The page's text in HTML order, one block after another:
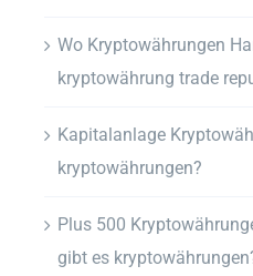
Wo Kryptowährungen
kryptowährung trade
Kapitalanlage
kryptowährungen?
Plus 500
gibt es